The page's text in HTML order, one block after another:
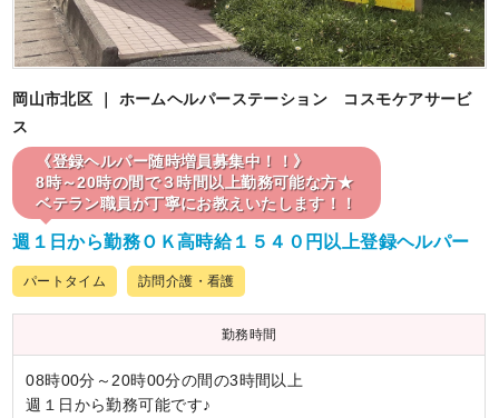
岡山市北区 ｜ ホームヘルパーステーション コスモケアサービ
ス
《登録ヘルパー随時増員募集中！！》
8時～20時の間で３時間以上勤務可能な方★
ベテラン職員が丁寧にお教えいたします！！
週１日から勤務ＯＫ高時給１５４０円以上登録ヘルパー
パートタイム 訪問介護・看護
勤務時間
08時00分～20時00分の間の3時間以上
週１日から勤務可能です♪